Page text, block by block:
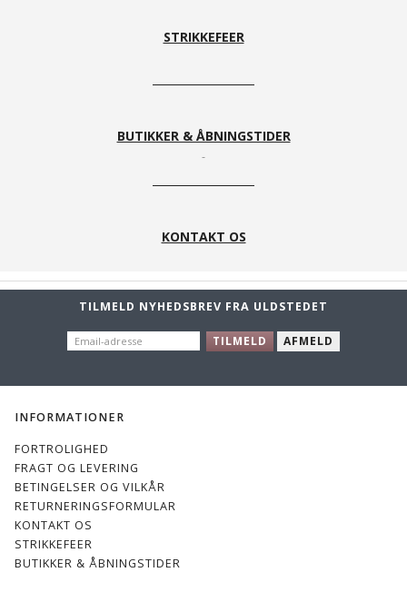
STRIKKEFEER
BUTIKKER & ÅBNINGSTIDER
KONTAKT OS
TILMELD NYHEDSBREV FRA ULDSTEDET
EMAIL-
ADRESSE
TILMELD AFMELD
INFORMATIONER
FORTROLIGHED
FRAGT OG LEVERING
BETINGELSER OG VILKÅR
RETURNERINGSFORMULAR
KONTAKT OS
STRIKKEFEER
BUTIKKER & ÅBNINGSTIDER